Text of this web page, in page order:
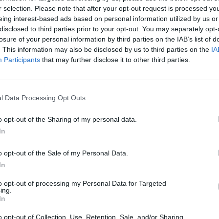
selection. Please note that after your opt-out request is processed
interest-based ads based on personal information utilized by us
to third parties prior to your opt-out. You may separately
of your personal information by third parties on the IAB’s list of
This information may also be disclosed by us to third parties on the
Participants that may further disclose it to other third parties.
Data Processing Opt Outs
opt-out of the Sharing of my personal data.
opt-out of the Sale of my Personal Data.
opt-out of processing my Personal Data for Targeted
opt-out of Collection, Use, Retention, Sale, and/or Sharing
százalékos befolyást szerzett. Ezen túl a társaság,
stratégiai partnere, a meglévő paksi blokkok
és más területeken, például a vegyiparban is lát
Necas, a KP Ria elnök-vezérigazgatója a
megfelelő bázist jelenthet a térségben való
pontjai: A KP Ria magyarországi piacra lépését a Paksi
stratégiai partner megléte, ez az oka a Konzummal és
A cseh társaság a meglévő blokkok rekonstrukciójában...
portfolio.hu hírarchívumához tartozik, melynek olvasása
tartalmazza: